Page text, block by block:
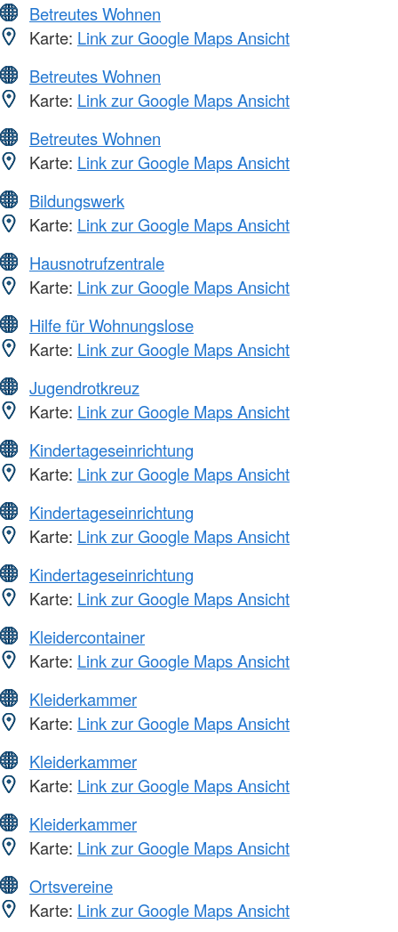
Betreutes Wohnen
Karte: Link zur Google Maps Ansicht
Betreutes Wohnen
Karte: Link zur Google Maps Ansicht
Betreutes Wohnen
Karte: Link zur Google Maps Ansicht
Bildungswerk
Karte: Link zur Google Maps Ansicht
Hausnotrufzentrale
Karte: Link zur Google Maps Ansicht
Hilfe für Wohnungslose
Karte: Link zur Google Maps Ansicht
Jugendrotkreuz
Karte: Link zur Google Maps Ansicht
Kindertageseinrichtung
Karte: Link zur Google Maps Ansicht
Kindertageseinrichtung
Karte: Link zur Google Maps Ansicht
Kindertageseinrichtung
Karte: Link zur Google Maps Ansicht
Kleidercontainer
Karte: Link zur Google Maps Ansicht
Kleiderkammer
Karte: Link zur Google Maps Ansicht
Kleiderkammer
Karte: Link zur Google Maps Ansicht
Kleiderkammer
Karte: Link zur Google Maps Ansicht
Ortsvereine
Karte: Link zur Google Maps Ansicht